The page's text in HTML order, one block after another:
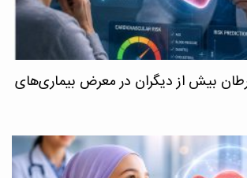
بیش از دیگران در معرض بیماری‌های